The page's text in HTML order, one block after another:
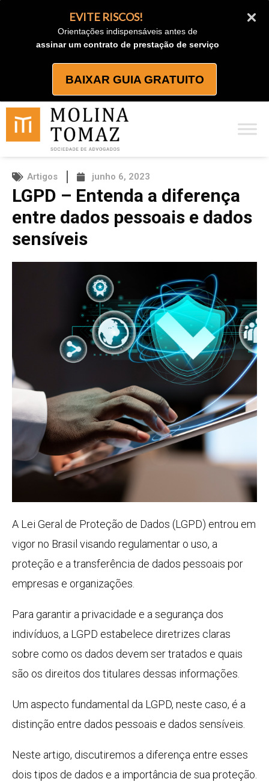
EVITE RISCOS!
Orientações indispensáveis antes de
assinar um contrato de prestação de serviço
BAIXAR GUIA GRATUITO
Artigos junho 6, 2023
LGPD – Entenda a diferença
entre dados pessoais e dados
sensíveis
A Lei Geral de Proteção de Dados (LGPD) entrou em
vigor no Brasil visando regulamentar o uso, a
proteção e a transferência de dados pessoais por
empresas e organizações.
Para garantir a privacidade e a segurança dos
indivíduos, a LGPD estabelece diretrizes claras
sobre como os dados devem ser tratados e quais
são os direitos dos titulares dessas informações.
Um aspecto fundamental da LGPD, neste caso, é a
distinção entre dados pessoais e dados sensíveis.
Neste artigo, discutiremos a diferença entre esses
dois tipos de dados e a importância de sua proteção.